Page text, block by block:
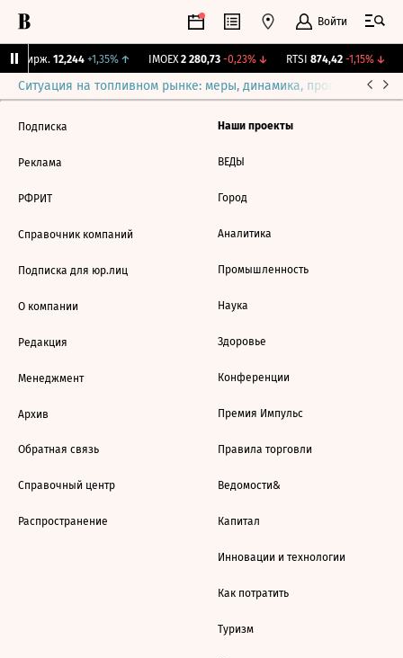
Войти
Бирж. 12,244 +1,35%↑ IMOEX 2 280,73 -0,23%↓ RTSI 874,42 -1,15%↓
Ситуация на топливном рынке: меры, динамика, прогнозы
Подписка
Реклама
РФРИТ
Справочник компаний
Подписка для юр.лиц
О компании
Редакция
Менеджмент
Архив
Обратная связь
Справочный центр
Распространение
Наши проекты
ВЕДЫ
Город
Аналитика
Промышленность
Наука
Здоровье
Конференции
Премия Импульс
Правила торговли
Ведомости&
Капитал
Инновации и технологии
Как потратить
Туризм